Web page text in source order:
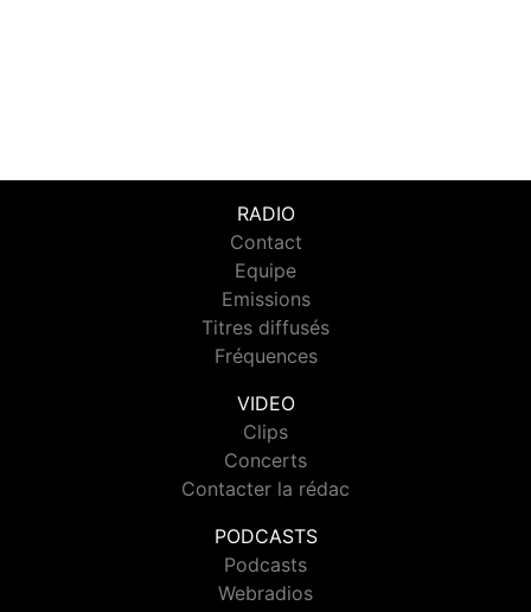
RADIO
Contact
Equipe
Emissions
Titres diffusés
Fréquences
VIDEO
Clips
Concerts
Contacter la rédac
PODCASTS
Podcasts
Webradios